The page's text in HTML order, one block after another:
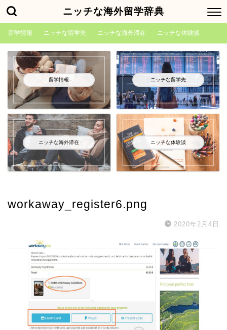
ニッチな海外留学辞典
留学情報 ニッチな留学先 ニッチな海外滞在 ニッチな体験談
留学情報 ニッチな留学先
ニッチな海外滞在 ニッチな体験談
workaway_register6.png
2020年2月4日